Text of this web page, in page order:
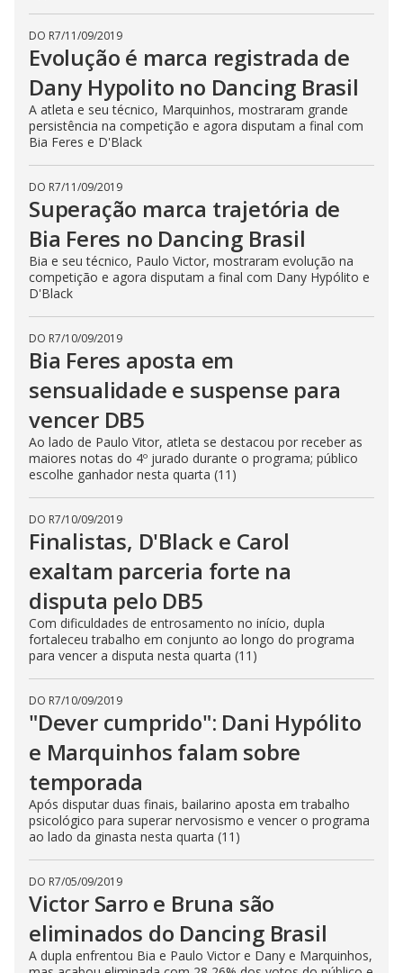
DO R7/11/09/2019
Evolução é marca registrada de
Dany Hypolito no Dancing Brasil
A atleta e seu técnico, Marquinhos, mostraram grande
persistência na competição e agora disputam a final com
Bia Feres e D'Black
DO R7/11/09/2019
Superação marca trajetória de
Bia Feres no Dancing Brasil
Bia e seu técnico, Paulo Victor, mostraram evolução na
competição e agora disputam a final com Dany Hypólito e
D'Black
DO R7/10/09/2019
Bia Feres aposta em
sensualidade e suspense para
vencer DB5
Ao lado de Paulo Vitor, atleta se destacou por receber as
maiores notas do 4º jurado durante o programa; público
escolhe ganhador nesta quarta (11)
DO R7/10/09/2019
Finalistas, D'Black e Carol
exaltam parceria forte na
disputa pelo DB5
Com dificuldades de entrosamento no início, dupla
fortaleceu trabalho em conjunto ao longo do programa
para vencer a disputa nesta quarta (11)
DO R7/10/09/2019
"Dever cumprido": Dani Hypólito
e Marquinhos falam sobre
temporada
Após disputar duas finais, bailarino aposta em trabalho
psicológico para superar nervosismo e vencer o programa
ao lado da ginasta nesta quarta (11)
DO R7/05/09/2019
Victor Sarro e Bruna são
eliminados do Dancing Brasil
A dupla enfrentou Bia e Paulo Victor e Dany e Marquinhos,